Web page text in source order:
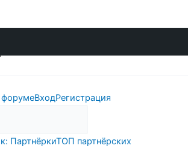
форумеВходРегистрация
ПартнёркиТОП партнёрских